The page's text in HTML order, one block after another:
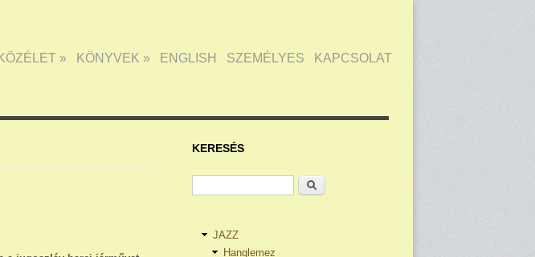
KÖZÉLET » KÖNYVEK » ENGLISH SZEMÉLYES KAPCSOLAT
KERESÉS
Keresés
JAZZ
Hanglemez